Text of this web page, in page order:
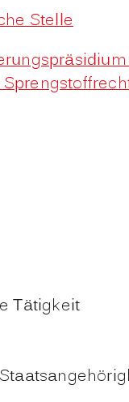
Stelle
Tätigkeit